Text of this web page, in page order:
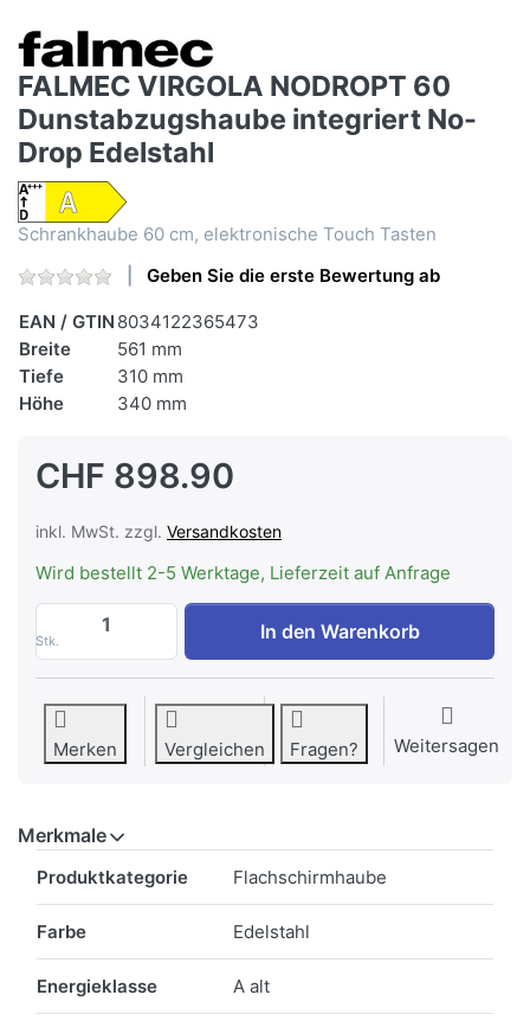
FALMEC VIRGOLA NODROPT 60
Dunstabzugshaube integriert No​-​
Drop Edelstahl
Schrankhaube 60 cm, elektronische Touch Tasten
Geben Sie die erste Bewertung ab
EAN / GTIN 8034122365473
Breite
561 mm
Tiefe
310 mm
Höhe
340 mm
CHF 898.90
inkl. MwSt. zzgl. Versandkosten
Wird bestellt 2-5 Werktage, Lieferzeit auf Anfrage
Stk.
FALMEC VIRGOLA NODROPT 60
In den Warenkorb
Merken Vergleichen Fragen? Weitersagen
Merkmale
Produktkategorie Flachschirmhaube
Farbe Edelstahl
Energieklasse A alt